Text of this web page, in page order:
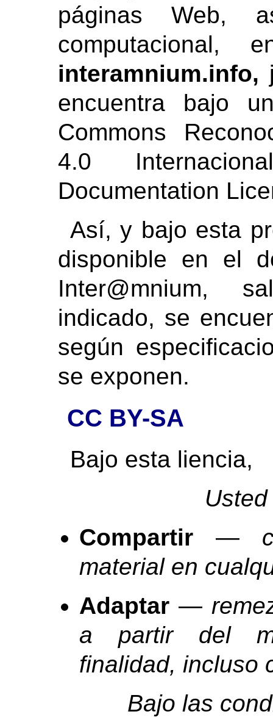
páginas Web,
computacional,
interamnium.info,
encuentra bajo
Commons
4.0
Documentation
Así, y bajo esta
disponible en el
Inter@mnium,
indicado, se
según
se exponen.
CC BY-SA
Bajo esta liencia,
Compartir —
material en
Adaptar —
a partir del
finalidad, incluso
Bajo las